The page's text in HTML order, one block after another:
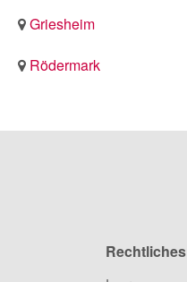
Griesheim
Rödermark
Rechtliches